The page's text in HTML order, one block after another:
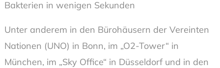
Bakterien in wenigen Sekunden
Unter anderem in den Bürohäusern der Vereinten
Nationen (UNO) in Bonn, im „O2-Tower“ in
München, im „Sky Office“ in Düsseldorf und in den